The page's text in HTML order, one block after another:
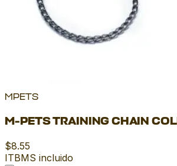
MPETS
M-PETS TRAINING CHAIN
$8.55
ITBMS incluido